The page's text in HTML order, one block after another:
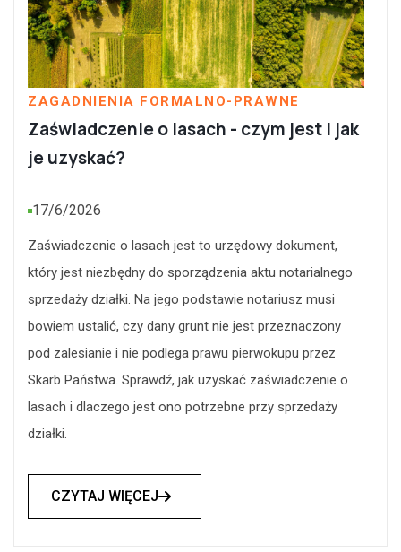
ZAGADNIENIA FORMALNO-PRAWNE
Zaświadczenie o lasach - czym jest i jak
je uzyskać?
17/6/2026
Zaświadczenie o lasach jest to urzędowy dokument,
który jest niezbędny do sporządzenia aktu notarialnego
sprzedaży działki. Na jego podstawie notariusz musi
bowiem ustalić, czy dany grunt nie jest przeznaczony
pod zalesianie i nie podlega prawu pierwokupu przez
Skarb Państwa. Sprawdź, jak uzyskać zaświadczenie o
lasach i dlaczego jest ono potrzebne przy sprzedaży
działki.
CZYTAJ WIĘCEJ